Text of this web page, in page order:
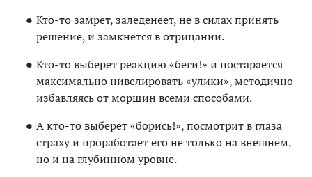
Кто-то замрет, заледенеет, не в силах принять
решение, и замкнется в отрицании.
Кто-то выберет реакцию «беги!» и постарается
максимально нивелировать «улики», методично
избавляясь от морщин всеми способами.
А кто-то выберет «борись!», посмотрит в глаза
страху и проработает его не только на внешнем,
но и на глубинном уровне.